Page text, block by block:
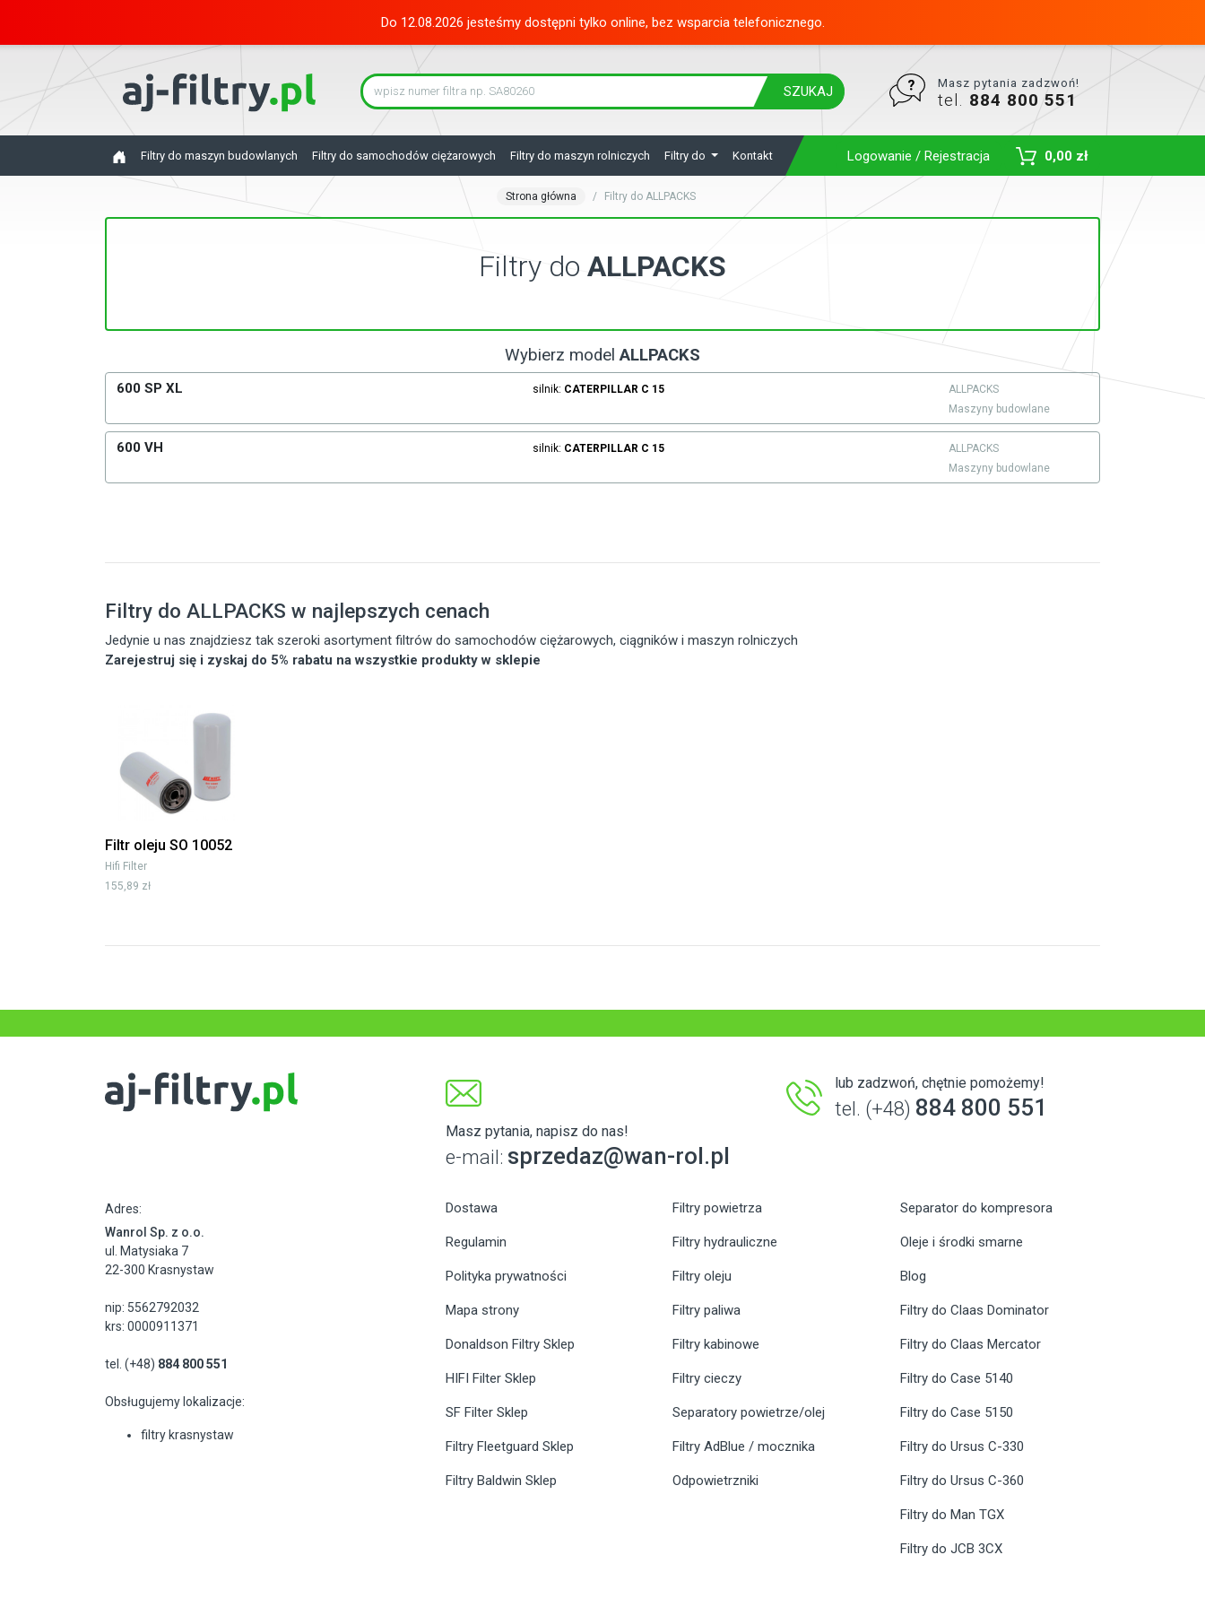
Do 12.08.2026 jesteśmy dostępni tylko online, bez wsparcia telefonicznego.
SZUKAJ
Masz pytania zadzwoń!
tel. 884 800 551
Filtry do maszyn budowlanych Filtry do samochodów ciężarowych Filtry do maszyn rolniczych Filtry do Kontakt Logowanie / Rejestracja 0,00 zł
Strona główna Filtry do ALLPACKS
Filtry do ALLPACKS
Wybierz modelALLPACKS
600 SP XL silnik: CATERPILLAR C 15
ALLPACKS
Maszyny budowlane
600 VH silnik: CATERPILLAR C 15
ALLPACKS
Maszyny budowlane
Filtry do ALLPACKS w najlepszych cenach
Jedynie u nas znajdziesz tak szeroki asortyment filtrów do samochodów ciężarowych, ciągników i maszyn rolniczych
Zarejestruj się i zyskaj do 5% rabatu na wszystkie produkty w sklepie
Filtr oleju SO 10052
Hifi Filter
155,89 zł
Masz pytania, napisz do nas!
e-mail: sprzedaz@wan-rol.pl
lub zadzwoń, chętnie pomożemy!
tel. (+48) 884 800 551
Adres:
Wanrol Sp. z o.o.
ul. Matysiaka 7
22-300 Krasnystaw
nip: 5562792032
krs: 0000911371
tel. (+48) 884 800 551
Obsługujemy lokalizacje:
filtry krasnystaw
Dostawa
Regulamin
Polityka prywatności
Mapa strony
Donaldson Filtry Sklep
HIFI Filter Sklep
SF Filter Sklep
Filtry Fleetguard Sklep
Filtry Baldwin Sklep
Filtry powietrza
Filtry hydrauliczne
Filtry oleju
Filtry paliwa
Filtry kabinowe
Filtry cieczy
Separatory powietrze/olej
Filtry AdBlue / mocznika
Odpowietrzniki
Separator do kompresora
Oleje i środki smarne
Blog
Filtry do Claas Dominator
Filtry do Claas Mercator
Filtry do Case 5140
Filtry do Case 5150
Filtry do Ursus C-330
Filtry do Ursus C-360
Filtry do Man TGX
Filtry do JCB 3CX